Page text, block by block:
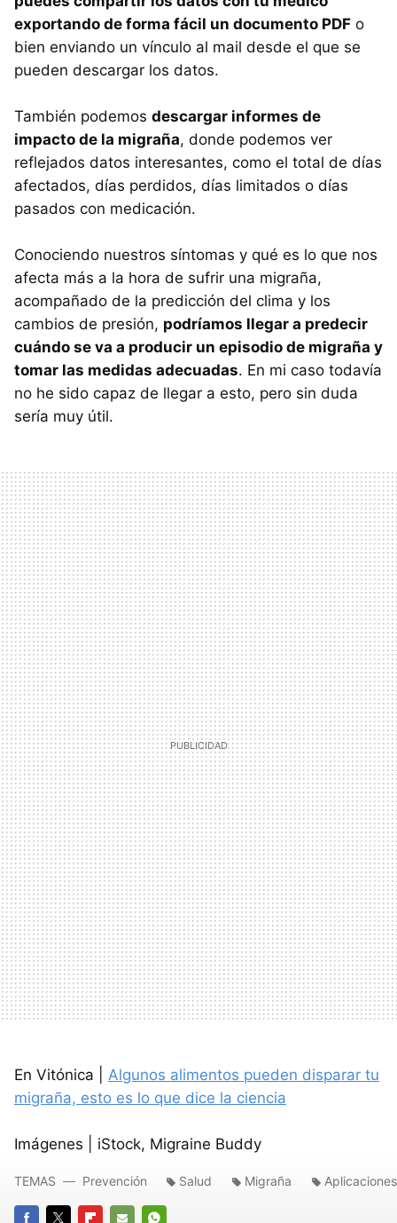
exportando de forma fácil un documento PDF o
bien enviando un vínculo al mail desde el que se
pueden descargar los datos.
También podemos descargar informes de
impacto de la migraña, donde podemos ver
reflejados datos interesantes, como el total de días
afectados, días perdidos, días limitados o días
pasados con medicación.
Conociendo nuestros síntomas y qué es lo que nos
afecta más a la hora de sufrir una migraña,
acompañado de la predicción del clima y los
cambios de presión, podríamos llegar a predecir
cuándo se va a producir un episodio de migraña y
tomar las medidas adecuadas. En mi caso todavía
no he sido capaz de llegar a esto, pero sin duda
sería muy útil.
En Vitónica | Algunos alimentos pueden disparar tu
migraña, esto es lo que dice la ciencia
Imágenes | iStock, Migraine Buddy
TEMAS Prevención Salud Migraña